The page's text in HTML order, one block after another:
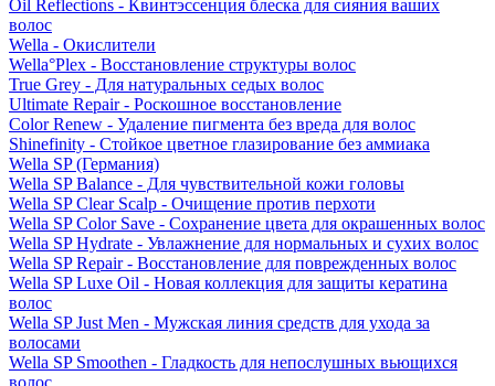
Oil Reflections - Квинтэссенция блеска для сияния ваших
волос
Wella - Окислители
Wella°Plex - Восстановление структуры волос
True Grey - Для натуральных седых волос
Ultimate Repair - Роскошное восстановление
Color Renew - Удаление пигмента без вреда для волос
Shinefinity - Стойкое цветное глазирование без аммиака
Wella SP (Германия)
Wella SP Balance - Для чувствительной кожи головы
Wella SP Clear Scalp - Очищение против перхоти
Wella SP Color Save - Сохранение цвета для окрашенных волос
Wella SP Hydrate - Увлажнение для нормальных и сухих волос
Wella SP Repair - Восстановление для поврежденных волос
Wella SP Luxe Oil - Новая коллекция для защиты кератина
волос
Wella SP Just Men - Мужская линия средств для ухода за
волосами
Wella SP Smoothen - Гладкость для непослушных вьющихся
волос